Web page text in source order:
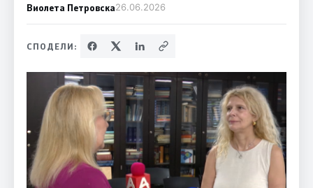
Виолета Петровска26.06.2026
СПОДЕЛИ: